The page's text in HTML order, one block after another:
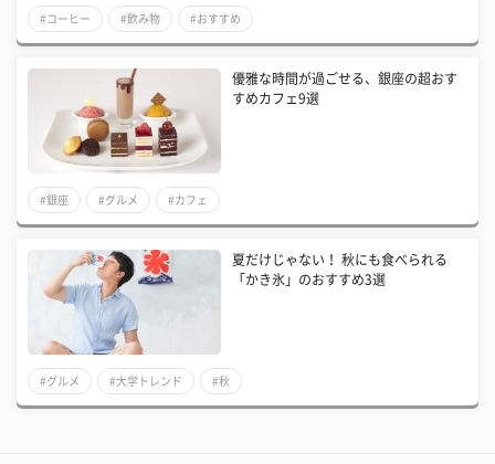
#コーヒー #飲み物 #おすすめ
優雅な時間が過ごせる、銀座の超おす
すめカフェ9選
#銀座 #グルメ #カフェ
夏だけじゃない！ 秋にも食べられる
「かき氷」のおすすめ3選
#グルメ #大学トレンド #秋